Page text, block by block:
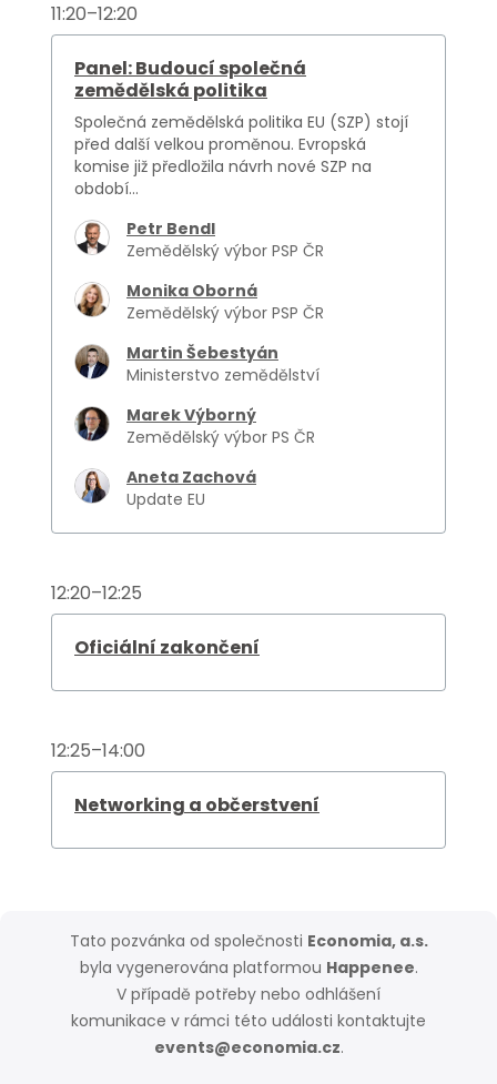
11:20–12:20
Panel: Budoucí společná
zemědělská politika
Společná zemědělská politika EU (SZP) stojí
před další velkou proměnou. Evropská
komise již předložila návrh nové SZP na
období...
Petr Bendl
Zemědělský výbor PSP ČR
Monika Oborná
Zemědělský výbor PSP ČR
Martin Šebestyán
Ministerstvo zemědělství
Marek Výborný
Zemědělský výbor PS ČR
Aneta Zachová
Update EU
12:20–12:25
Oficiální zakončení
12:25–14:00
Networking a občerstvení
Tato pozvánka od společnosti Economia, a.s.
byla vygenerována platformou Happenee.
V případě potřeby nebo odhlášení
komunikace v rámci této události kontaktujte
events@economia.cz.